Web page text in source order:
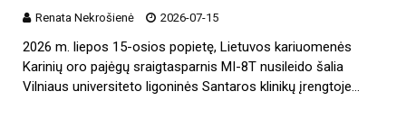
Renata Nekrošienė 2026-07-15
2026 m. liepos 15-osios popietę, Lietuvos kariuomenės
Karinių oro pajėgų sraigtasparnis MI-8T nusileido šalia
Vilniaus universiteto ligoninės Santaros klinikų įrengtoje…